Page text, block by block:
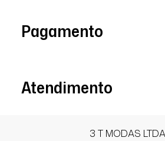
Pagamento
Atendimento
3 T MODAS